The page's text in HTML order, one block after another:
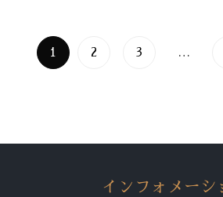
1 2 3 …
インフォメーシ